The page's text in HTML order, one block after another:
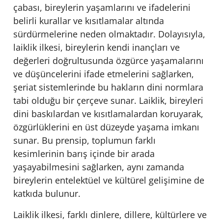
çabası, bireylerin yaşamlarını ve ifadelerini
belirli kurallar ve kısıtlamalar altında
sürdürmelerine neden olmaktadır. Dolayısıyla,
laiklik ilkesi, bireylerin kendi inançları ve
değerleri doğrultusunda özgürce yaşamalarını
ve düşüncelerini ifade etmelerini sağlarken,
şeriat sistemlerinde bu hakların dini normlara
tabi olduğu bir çerçeve sunar. Laiklik, bireyleri
dini baskılardan ve kısıtlamalardan koruyarak,
özgürlüklerini en üst düzeyde yaşama imkanı
sunar. Bu prensip, toplumun farklı
kesimlerinin barış içinde bir arada
yaşayabilmesini sağlarken, aynı zamanda
bireylerin entelektüel ve kültürel gelişimine de
katkıda bulunur.
Laiklik ilkesi, farklı dinlere, dillere, kültürlere ve